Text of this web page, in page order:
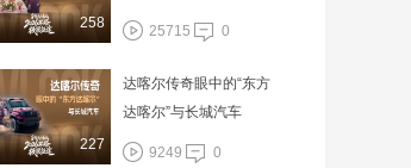
258
车，全力备战后半程160
25715 0
227
达喀尔传奇眼中的“东方
达喀尔”与长城汽车
9249 0